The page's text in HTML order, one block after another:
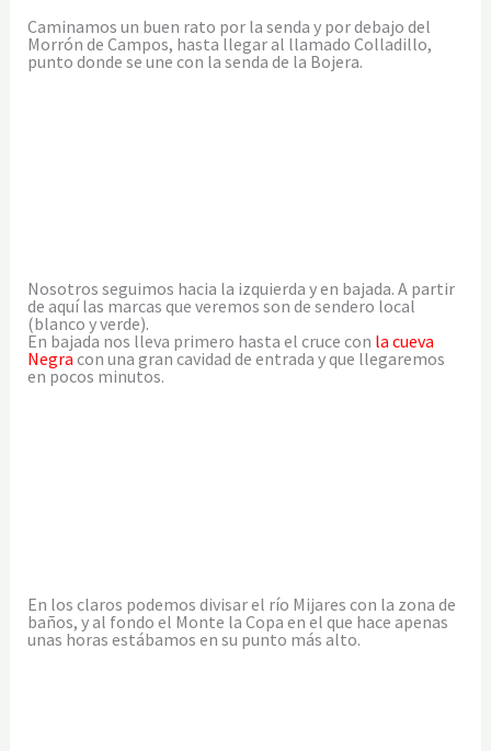
Caminamos un buen rato por la senda y por debajo del
Morrón de Campos, hasta llegar al llamado Colladillo,
punto donde se une con la senda de la Bojera.
Nosotros seguimos hacia la izquierda y en bajada. A partir
de aquí las marcas que veremos son de sendero local
(blanco y verde).
En bajada nos lleva primero hasta el cruce con la cueva
Negra con una gran cavidad de entrada y que llegaremos
en pocos minutos.
En los claros podemos divisar el río Mijares con la zona de
baños, y al fondo el Monte la Copa en el que hace apenas
unas horas estábamos en su punto más alto.